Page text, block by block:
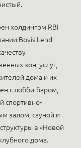
холдингом RBI
Bovis Lend
зон, услуг,
дома и их
с лобби-баром,
спортивно-
залом, сауной и
в «Новой
дома.